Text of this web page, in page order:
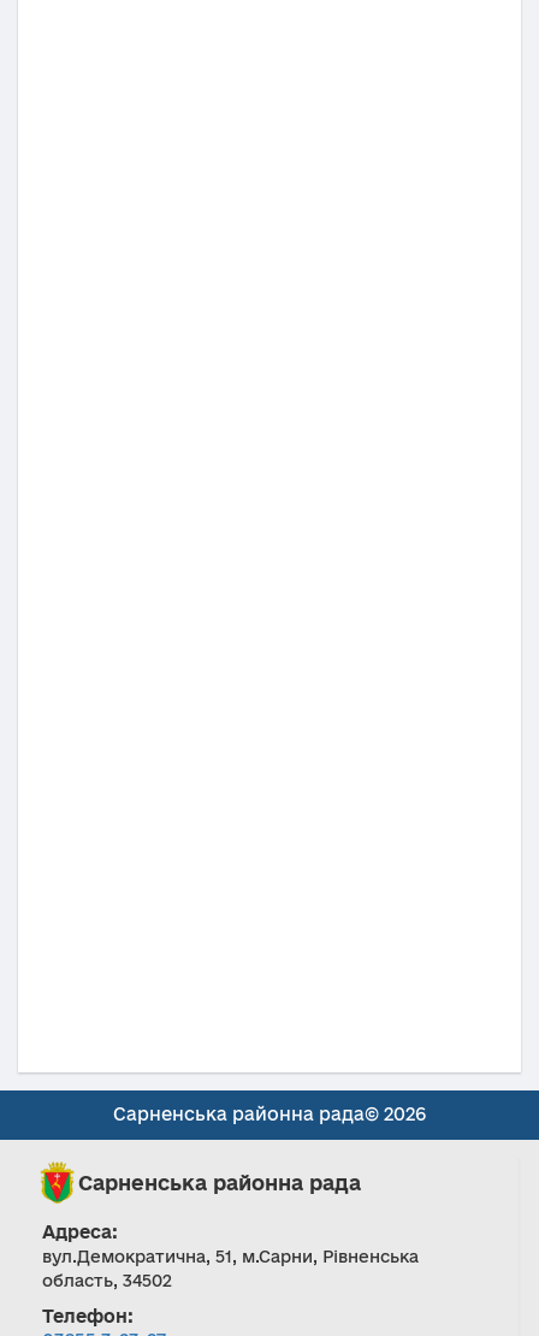
Сарненська районна рада© 2026
Сарненська районна рада
Адреса:
вул.Демократична, 51, м.Сарни, Рівненська
область, 34502
Телефон: